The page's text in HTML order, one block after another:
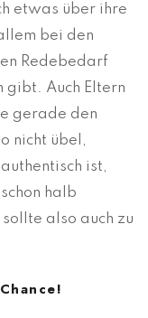
etwas über ihre
bei den
Redebedarf
gibt. Auch Eltern
gerade den
nicht übel,
ist,
halb
also auch zu